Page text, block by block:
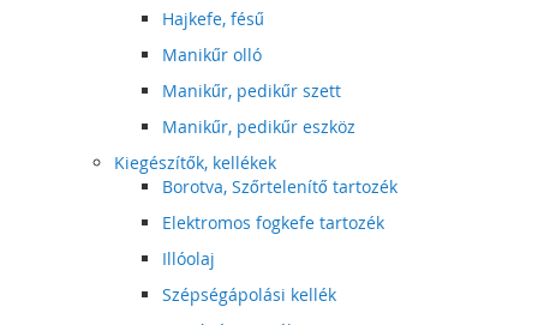
Hajkefe, fésű
Manikűr olló
Manikűr, pedikűr szett
Manikűr, pedikűr eszköz
Kiegészítők, kellékek
Borotva, Szőrtelenítő tartozék
Elektromos fogkefe tartozék
Illóolaj
Szépségápolási kellék